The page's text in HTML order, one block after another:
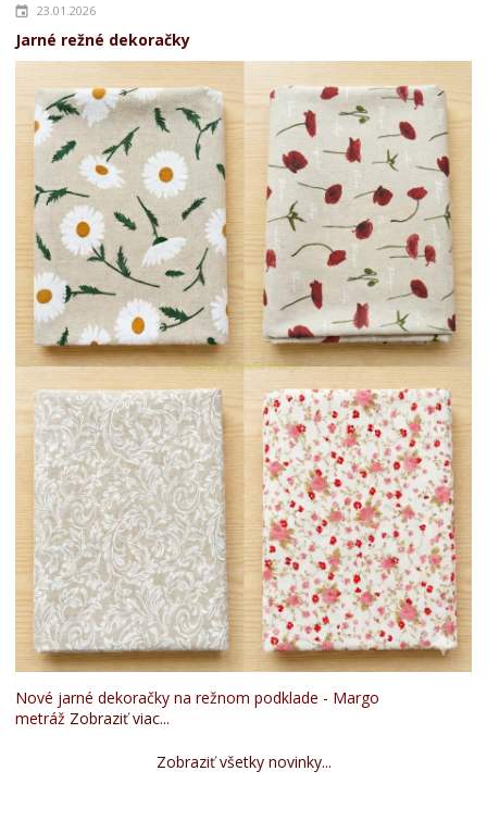
23.01.2026
Jarné režné dekoračky
Nové jarné dekoračky na režnom podklade - Margo
metráž Zobraziť viac...
Zobraziť všetky novinky...